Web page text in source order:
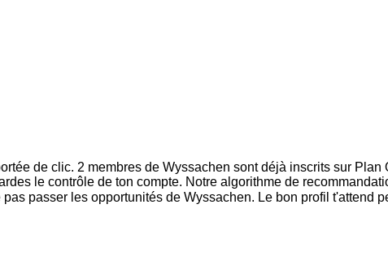
de clic. 2 membres de Wyssachen sont déjà inscrits sur
le contrôle de ton compte. Notre algorithme de
passer les opportunités de Wyssachen. Le bon profil t'attend